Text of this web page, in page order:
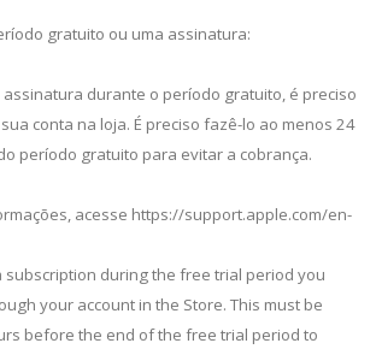
gratuito ou uma assinatura:
assinatura durante o período gratuito, é preciso
conta na loja. É preciso fazê-lo ao menos 24
período gratuito para evitar a cobrança.
acesse https://support.apple.com/en-
subscription during the free trial period you
your account in the Store. This must be
before the end of the free trial period to